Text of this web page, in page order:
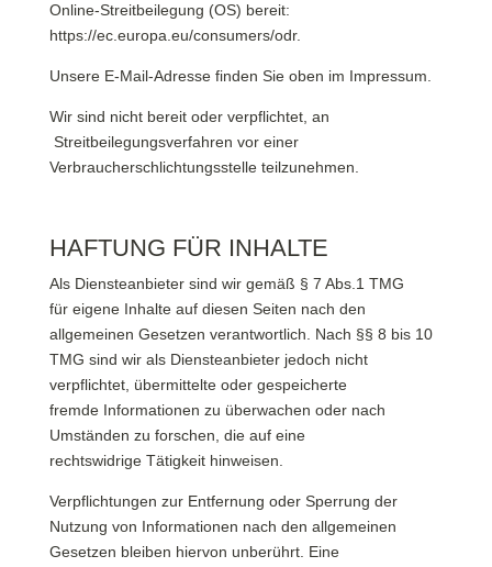
Online-Streitbeilegung (OS) bereit:
https://ec.europa.eu/consumers/odr.
Unsere E-Mail-Adresse finden Sie oben im Impressum.
Wir sind nicht bereit oder verpflichtet, an
Streitbeilegungsverfahren vor einer
Verbraucherschlichtungsstelle teilzunehmen.
HAFTUNG FÜR INHALTE
Als Diensteanbieter sind wir gemäß § 7 Abs.1 TMG
für eigene Inhalte auf diesen Seiten nach den
allgemeinen Gesetzen verantwortlich. Nach §§ 8 bis 10
TMG sind wir als Diensteanbieter jedoch nicht
verpflichtet, übermittelte oder gespeicherte
fremde Informationen zu überwachen oder nach
Umständen zu forschen, die auf eine
rechtswidrige Tätigkeit hinweisen.
Verpflichtungen zur Entfernung oder Sperrung der
Nutzung von Informationen nach den allgemeinen
Gesetzen bleiben hiervon unberührt. Eine